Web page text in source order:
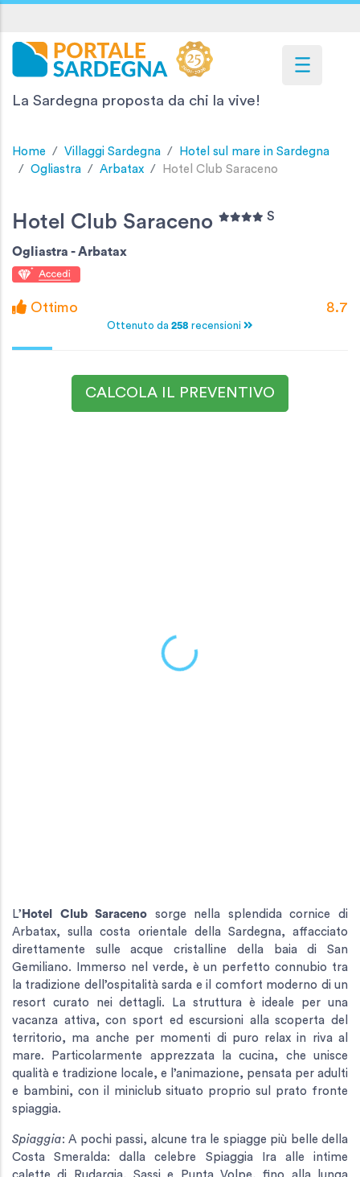
La Sardegna proposta da chi la vive!
Home Villaggi Sardegna
Hotel sul mare in Sardegna
Ogliastra
Arbatax Hotel Club Saraceno
Hotel Club Saraceno S
Ogliastra -Arbatax
Ottimo 8.7
Ottenuto da 258 recensioni
CALCOLA IL PREVENTIVO
L’ Hotel Club Saraceno sorge nella splendida cornice di
Arbatax, sulla costa orientale della Sardegna, affacciato
direttamente sulle acque cristalline della baia di San
Gemiliano. Immerso nel verde, è un perfetto connubio tra
la tradizione dell’ospitalità sarda e il comfort moderno di un
resort curato nei dettagli. La struttura è ideale per una
vacanza attiva, con sport ed escursioni alla scoperta del
territorio, ma anche per momenti di puro relax in riva al
mare. Particolarmente apprezzata la cucina, che unisce
qualità e tradizione locale, e l’animazione, pensata per adulti
e bambini, con il miniclub situato proprio sul prato fronte
spiaggia.
Spiaggia: A pochi passi, alcune tra le spiagge più belle della
Costa Smeralda: dalla celebre Spiaggia Ira alle intime